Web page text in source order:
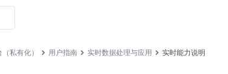
私有化） 用户指南 实时数据处理与应用 实时能力说明